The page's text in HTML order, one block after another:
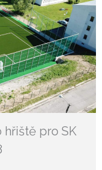
pro SK